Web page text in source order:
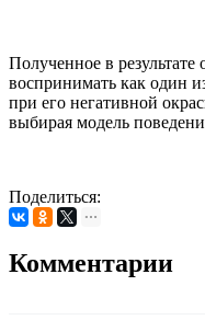
Полученное в результате
воспринимать как один
при его негативной
выбирая модель
Поделиться:
Комментарии